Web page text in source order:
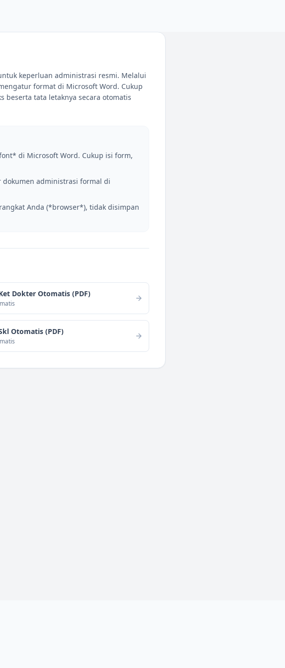
keperluan administrasi resmi. Melalui
format di Microsoft Word. Cukup
beserta tata letaknya secara otomatis
di Microsoft Word. Cukup isi form,
dokumen administrasi formal di
Anda (*browser*), tidak disimpan
Dokter Otomatis (PDF)
Otomatis (PDF)